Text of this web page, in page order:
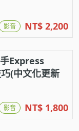
影音 NT$ 2,200
Express
(中文化更新
影音 NT$ 1,800